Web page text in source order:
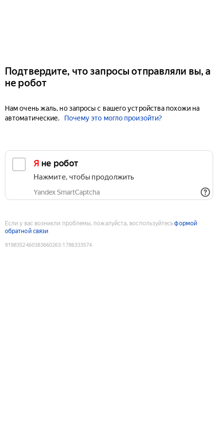
Подтвердите, что запросы отправляли вы, а
не робот
Нам очень жаль, но запросы с вашего устройства похожи на
автоматические.
Почему это могло произойти?
Я не робот
Нажмите, чтобы продолжить
Yandex SmartCaptcha
Если у вас возникли проблемы, пожалуйста, воспользуйтесьформой
обратной связи
9198352460383660263:1786333574